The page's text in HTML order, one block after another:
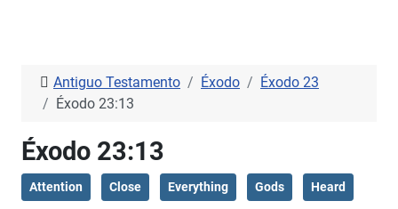
Antiguo Testamento Éxodo
Éxodo 23
Éxodo 23:13
Éxodo 23:13
Attention Close Everything Gods Heard